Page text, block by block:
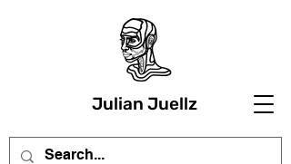
Julian Juellz